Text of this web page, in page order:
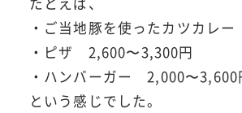
・ご当地豚を使ったカツカレ
・ピザ 2,600〜3,300円
・ハンバーガー 2,000〜3,600
という感じでした。